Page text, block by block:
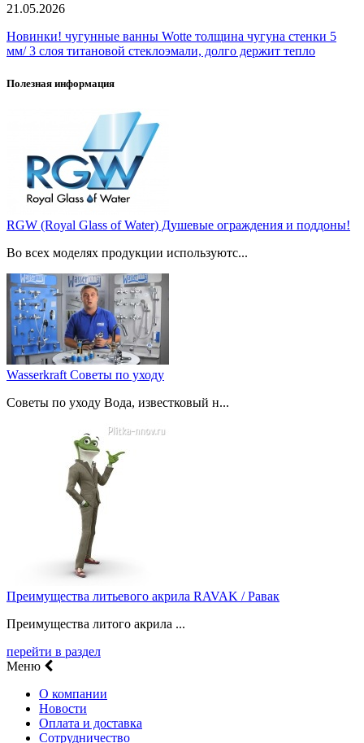
21.05.2026
Новинки! чугунные ванны Wotte толщина чугуна стенки 5
мм/ 3 слоя титановой стеклоэмали, долго держит тепло
Полезная информация
RGW (Royal Glass of Water) Душевые ограждения и поддоны!
Во всех моделях продукции используютс...
Wasserkraft Советы по уходу
Советы по уходу Вода, известковый н...
Преимущества литьевого акрила RAVAK / Равак
Преимущества литого акрила ...
перейти в раздел
Меню
О компании
Новости
Оплата и доставка
Сотрудничество